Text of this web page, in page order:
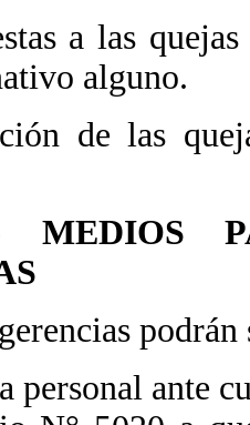
a las
alguno.
de las
MEDIOS
podrán
personal ante